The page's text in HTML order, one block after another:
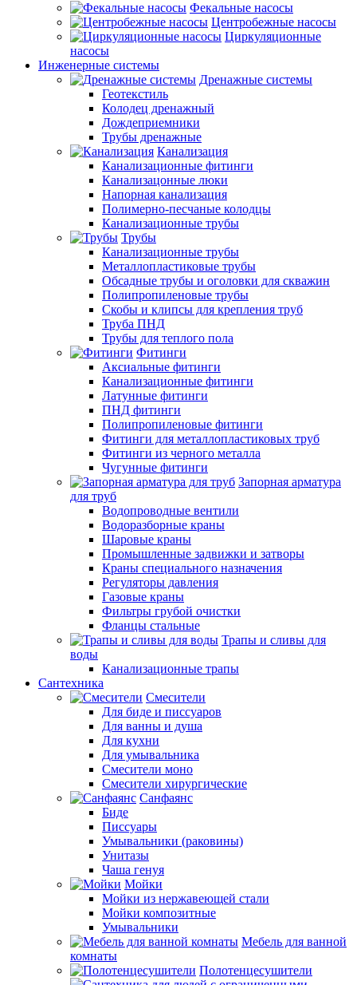
Фекальные насосы
Центробежные насосы
Циркуляционные
насосы
Инженерные системы
Дренажные системы
Геотекстиль
Колодец дренажный
Дождеприемники
Трубы дренажные
Канализация
Канализационные фитинги
Канализацонные люки
Напорная канализация
Полимерно-песчаные колодцы
Канализационные трубы
Трубы
Канализационные трубы
Металлопластиковые трубы
Обсадные трубы и оголовки для скважин
Полипропиленовые трубы
Скобы и клипсы для крепления труб
Труба ПНД
Трубы для теплого пола
Фитинги
Аксиальные фитинги
Канализационные фитинги
Латунные фитинги
ПНД фитинги
Полипропиленовые фитинги
Фитинги для металлопластиковых труб
Фитинги из черного металла
Чугунные фитинги
Запорная арматура
для труб
Водопроводные вентили
Водоразборные краны
Шаровые краны
Промышленные задвижки и затворы
Краны специального назначения
Регуляторы давления
Газовые краны
Фильтры грубой очистки
Фланцы стальные
Трапы и сливы для
воды
Канализационные трапы
Сантехника
Смесители
Для биде и писсуаров
Для ванны и душа
Для кухни
Для умывальника
Смесители моно
Смесители хирургические
Санфаянс
Биде
Писсуары
Умывальники (раковины)
Унитазы
Чаша генуя
Мойки
Мойки из нержавеющей стали
Мойки композитные
Умывальники
Мебель для ванной
комнаты
Полотенцесушители